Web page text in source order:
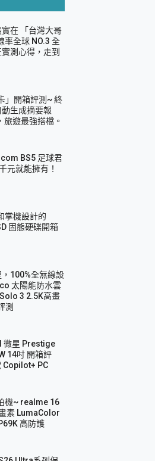
動 」的沈浸
測
在 「台灣大哥
率全球 NO.3 全
測心得，走到
」開箱評測~ 終
生成摘要報
遊最強搭檔。
BS5 足球君
元就能擁有！
掌機設計的
固態硬碟開箱
100%全無線設
太陽能防水雲
3 2.5K高畫
測
微星 Prestige
14吋 開箱評
Copilot+ PC
機~ realme 16
素 LumaColor
高防護